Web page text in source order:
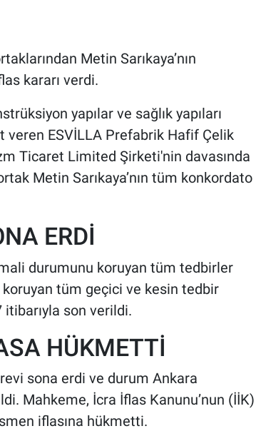
Metin Sarıkaya’nın
kararı verdi.
yapılar ve sağlık yapıları
veren ESVİLLA Prefabrik Hafif Çelik
Ticaret Limited Şirketi'nin davasında
Metin Sarıkaya’nın tüm konkordato
ERDİ
durumunu koruyan tüm tedbirler
tüm geçici ve kesin tedbir
itibarıyla son verildi.
HÜKMETTİ
sona erdi ve durum Ankara
Mahkeme, İcra İflas Kanunu’nun (İİK)
iflasına hükmetti.